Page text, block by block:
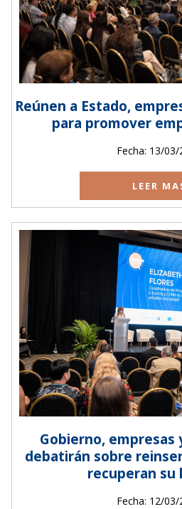
Reúnen a Estado,
para promover
Fecha: 13/03/
LEER
Gobierno, empresas
debatirán sobre
recuperan su
Fecha: 12/03/